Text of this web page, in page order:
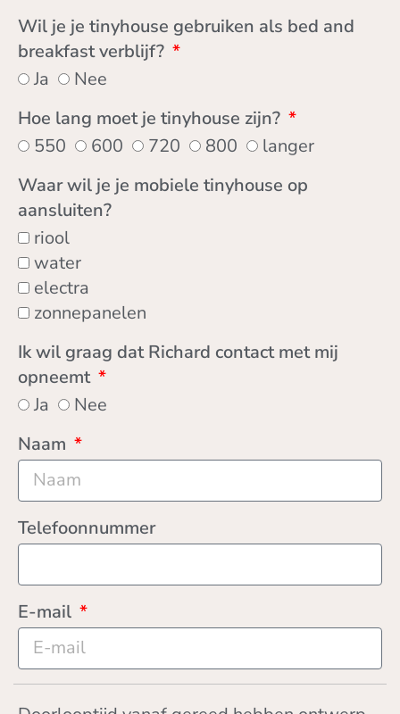
Wil je je tinyhouse gebruiken als bed and
breakfast verblijf?
Ja
Nee
Hoe lang moet je tinyhouse zijn?
550
600 720 800
langer
Waar wil je je mobiele tinyhouse op
aansluiten?
riool
water
electra
zonnepanelen
Ik wil graag dat Richard contact met mij
opneemt
Ja
Nee
Naam
Telefoonnummer
E-mail